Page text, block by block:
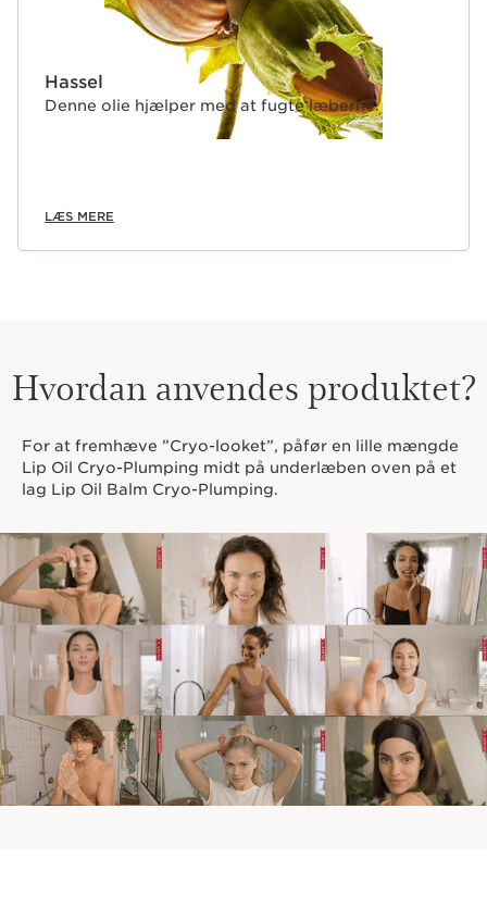
Hassel
Denne olie hjælper med at fugte læberne.
LÆS MERE
Hvordan anvendes produktet?
For at fremhæve ”Cryo-looket”, påfør en lille mængde
Lip Oil Cryo-Plumping midt på underlæben oven på et
lag Lip Oil Balm Cryo-Plumping.